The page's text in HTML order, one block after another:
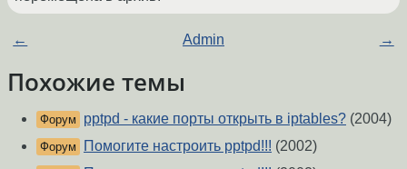
← Admin →
Похожие темы
Форум pptpd - какие порты открыть в iptables? (2004)
Форум Помогите настроить pptpd!!! (2002)